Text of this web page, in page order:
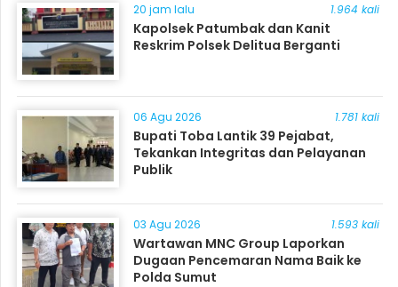
20 jam lalu 1.964 kali
Kapolsek Patumbak dan Kanit
Reskrim Polsek Delitua Berganti
06 Agu 2026 1.781 kali
Bupati Toba Lantik 39 Pejabat,
Tekankan Integritas dan Pelayanan
Publik
03 Agu 2026 1.593 kali
Wartawan MNC Group Laporkan
Dugaan Pencemaran Nama Baik ke
Polda Sumut